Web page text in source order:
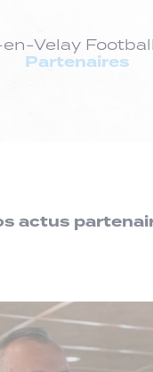
Velay
Partenaires
actus